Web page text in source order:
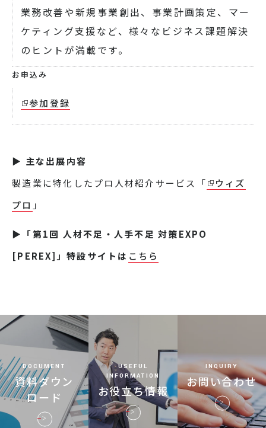
業務改善や新規事業創出、事業計画策定、マー
ケティング支援など、様々なビジネス課題解決
のヒントが満載です。
お申込み
参加登録
▶ 主な出展内容
製造業に特化したプロ人材紹介サービス「
ウィズ
プロ 」
▶「第1回 人材不足・人手不足 対策EXPO
[PEREX]」特設サイトは こちら
DOCUMENT
資料ダウン
ロード
USEFUL
INFORMATION
お役立ち情報
INQUIRY
お問い合わせ